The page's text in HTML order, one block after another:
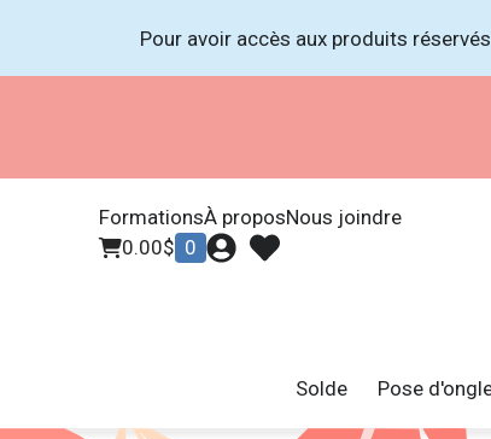
Pour avoir accès aux produits
FormationsÀ proposNous joindre
0.00$ 0
Solde Pose